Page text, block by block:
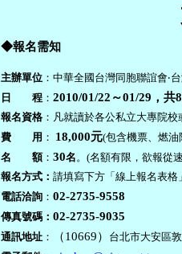
◆報名需知
主辦單位 ：中華全國台灣同胞聯誼會‧
日 程 ： 2010/01/22 ～01/29 ，共8
報名資格 ：凡就讀於各公私立大專院
費 用 ： 18,000元(包含機票、燃
名 額： 30名。 (名額有限，欲報從
報名方式： 請填寫下方「線上報名表格
電話洽詢 ： 02-2735-9558
傳真號碼： 02-2735-9035
通訊地址 ： （10669） 台北市大安區